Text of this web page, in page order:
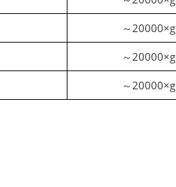
～20000×g
～20000×g
～20000×g